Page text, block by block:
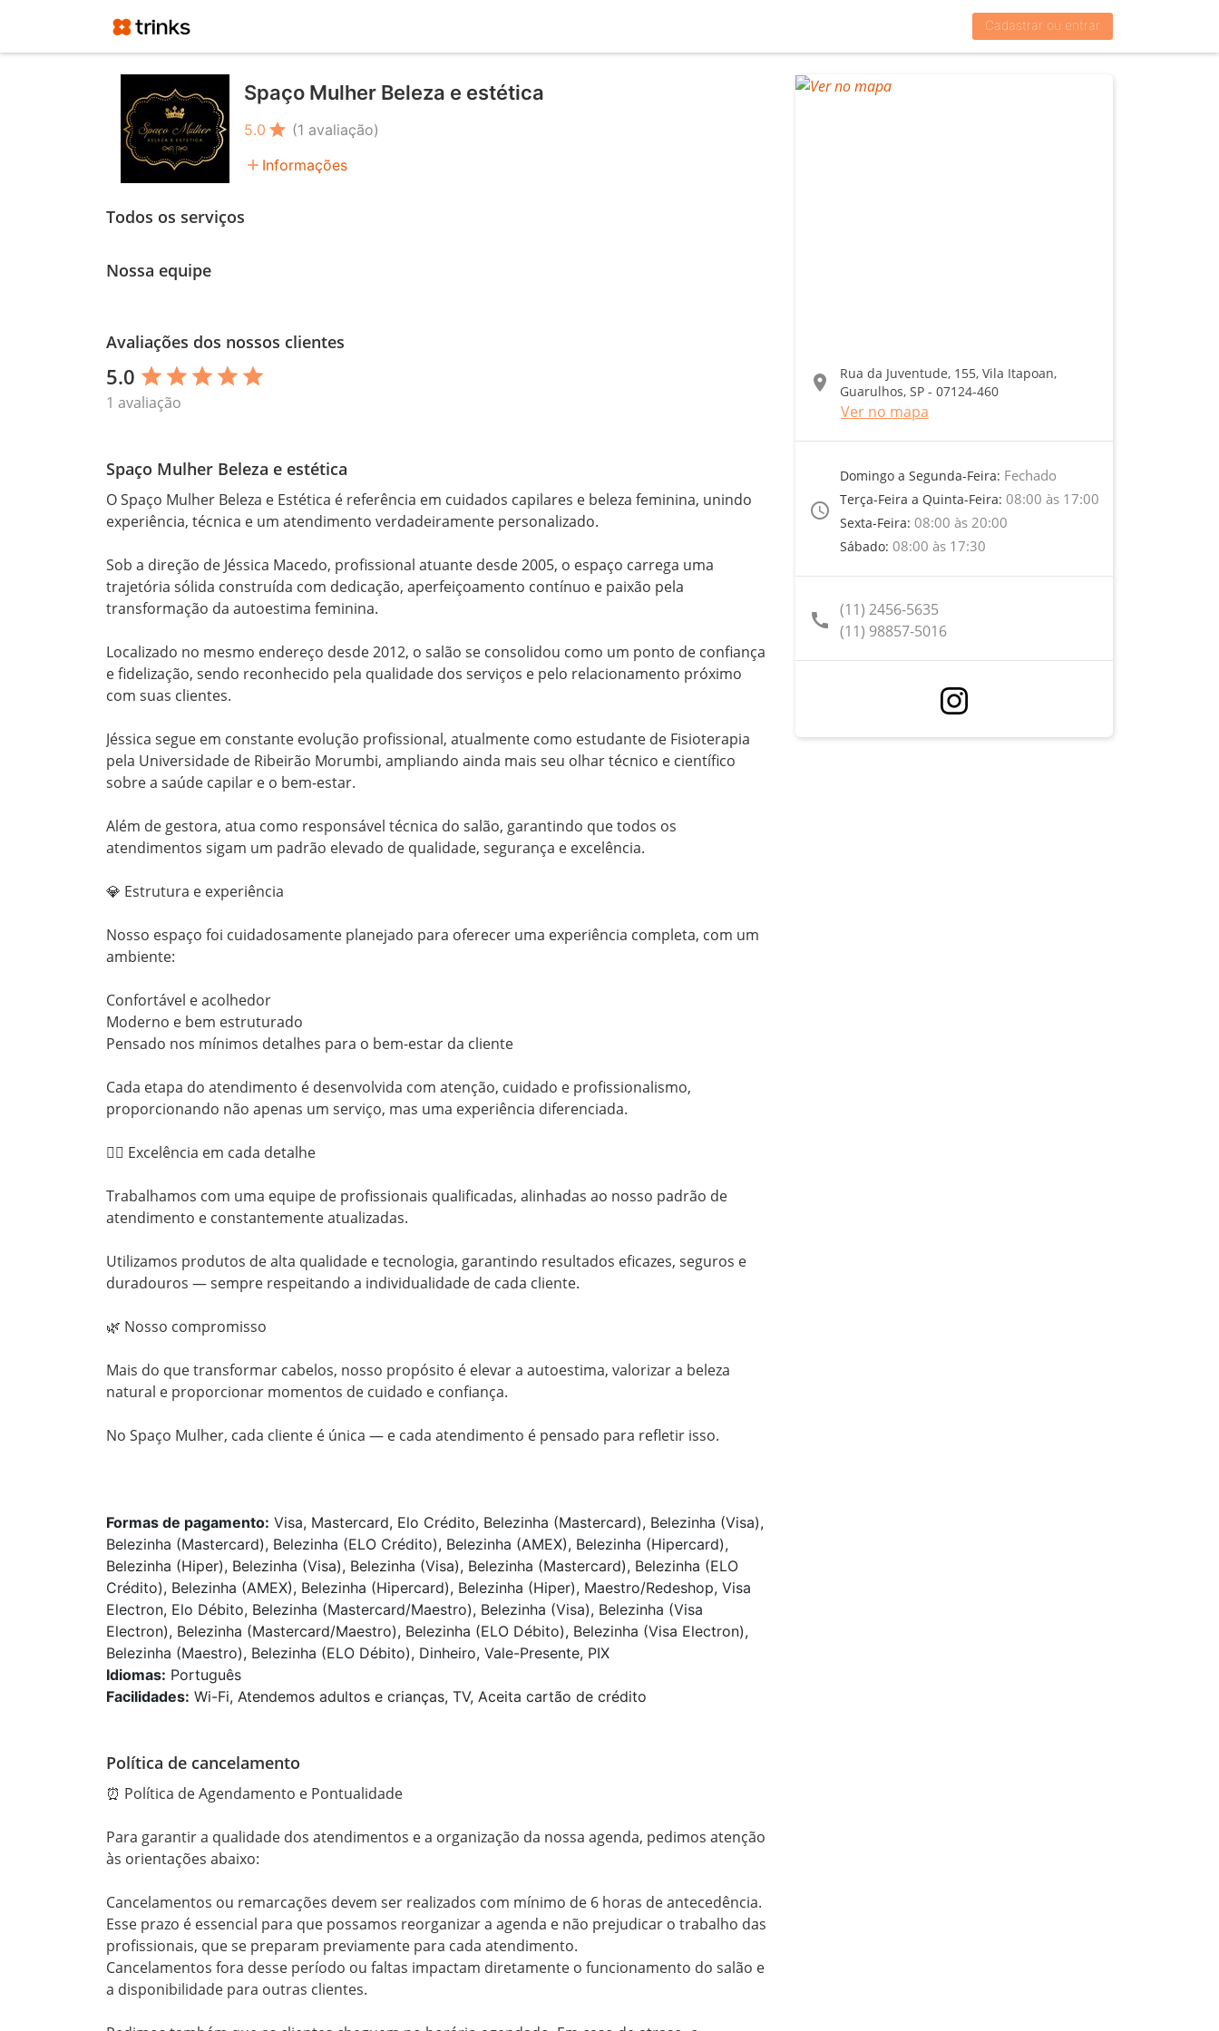
Cadastrar ou entrar
Spaço Mulher Beleza e estética
5.0 star (1 avaliação)
add Informações
Todos os serviços
Nossa equipe
Avaliações dos nossos clientes
5.0 star star star star star
1 avaliação
Spaço Mulher Beleza e estética
O Spaço Mulher Beleza e Estética é referência em cuidados capilares e beleza feminina, unindo
experiência, técnica e um atendimento verdadeiramente personalizado.
Sob a direção de Jéssica Macedo, profissional atuante desde 2005, o espaço carrega uma
trajetória sólida construída com dedicação, aperfeiçoamento contínuo e paixão pela
transformação da autoestima feminina.
Localizado no mesmo endereço desde 2012, o salão se consolidou como um ponto de confiança
e fidelização, sendo reconhecido pela qualidade dos serviços e pelo relacionamento próximo
com suas clientes.
Jéssica segue em constante evolução profissional, atualmente como estudante de Fisioterapia
pela Universidade de Ribeirão Morumbi, ampliando ainda mais seu olhar técnico e científico
sobre a saúde capilar e o bem-estar.
Além de gestora, atua como responsável técnica do salão, garantindo que todos os
atendimentos sigam um padrão elevado de qualidade, segurança e excelência.
💎 Estrutura e experiência
Nosso espaço foi cuidadosamente planejado para oferecer uma experiência completa, com um
ambiente:
Confortável e acolhedor
Moderno e bem estruturado
Pensado nos mínimos detalhes para o bem-estar da cliente
Cada etapa do atendimento é desenvolvida com atenção, cuidado e profissionalismo,
proporcionando não apenas um serviço, mas uma experiência diferenciada.
💇‍♀️ Excelência em cada detalhe
Trabalhamos com uma equipe de profissionais qualificadas, alinhadas ao nosso padrão de
atendimento e constantemente atualizadas.
Utilizamos produtos de alta qualidade e tecnologia, garantindo resultados eficazes, seguros e
duradouros — sempre respeitando a individualidade de cada cliente.
🌿 Nosso compromisso
Mais do que transformar cabelos, nosso propósito é elevar a autoestima, valorizar a beleza
natural e proporcionar momentos de cuidado e confiança.
No Spaço Mulher, cada cliente é única — e cada atendimento é pensado para refletir isso.
Formas de pagamento: Visa, Mastercard, Elo Crédito, Belezinha (Mastercard), Belezinha (Visa),
Belezinha (Mastercard), Belezinha (ELO Crédito), Belezinha (AMEX), Belezinha (Hipercard),
Belezinha (Hiper), Belezinha (Visa), Belezinha (Visa), Belezinha (Mastercard), Belezinha (ELO
Crédito), Belezinha (AMEX), Belezinha (Hipercard), Belezinha (Hiper), Maestro/Redeshop, Visa
Electron, Elo Débito, Belezinha (Mastercard/Maestro), Belezinha (Visa), Belezinha (Visa
Electron), Belezinha (Mastercard/Maestro), Belezinha (ELO Débito), Belezinha (Visa Electron),
Belezinha (Maestro), Belezinha (ELO Débito), Dinheiro, Vale-Presente, PIX
Idiomas: Português
Facilidades: Wi-Fi, Atendemos adultos e crianças, TV, Aceita cartão de crédito
Política de cancelamento
⏰ Política de Agendamento e Pontualidade
Para garantir a qualidade dos atendimentos e a organização da nossa agenda, pedimos atenção
às orientações abaixo:
Cancelamentos ou remarcações devem ser realizados com mínimo de 6 horas de antecedência.
Esse prazo é essencial para que possamos reorganizar a agenda e não prejudicar o trabalho das
profissionais, que se preparam previamente para cada atendimento.
Cancelamentos fora desse período ou faltas impactam diretamente o funcionamento do salão e
a disponibilidade para outras clientes.
location_on
Rua da Juventude, 155, Vila Itapoan,
Guarulhos, SP - 07124-460
Ver no mapa
access_time
Domingo a Segunda-Feira: Fechado
Terça-Feira a Quinta-Feira: 08:00 às 17:00
Sexta-Feira: 08:00 às 20:00
Sábado: 08:00 às 17:30
call (11) 2456-5635
(11) 98857-5016